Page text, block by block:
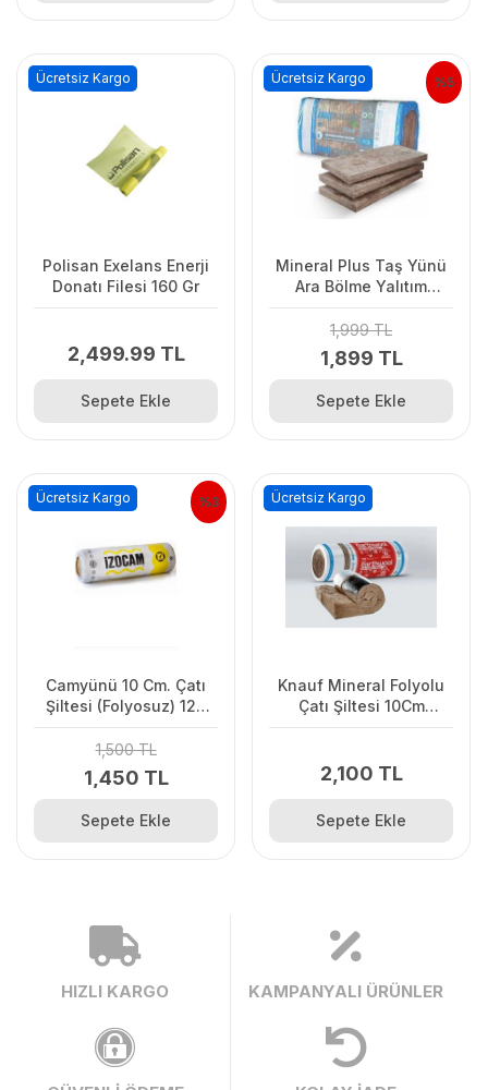
Polisan Exelans Enerji
Donatı Filesi 160 Gr
2,499.99 TL
Ücretsiz Kargo
Sepete Ekle
%5
Mineral Plus Taş Yünü
Ara Bölme Yalıtım
1,999 TL
1,899 TL
Ücretsiz Kargo
Sepete Ekle
%3
Camyünü 10 Cm. Çatı
Şiltesi (Folyosuz) 120
Folyosuz
1,500 TL
1,450 TL
Ücretsiz Kargo
Sepete Ekle
Knauf Mineral Folyolu
Çatı Şiltesi 10Cm
2,100 TL
Ücretsiz Kargo
Sepete Ekle
HIZLI KARGO KAMPANYALI ÜRÜNLER